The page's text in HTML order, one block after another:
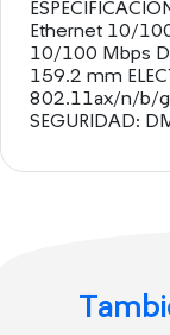
Ethernet 10/
10/100 Mbps
159.2 mm
802.11ax/n/b/g
SEGURIDAD: